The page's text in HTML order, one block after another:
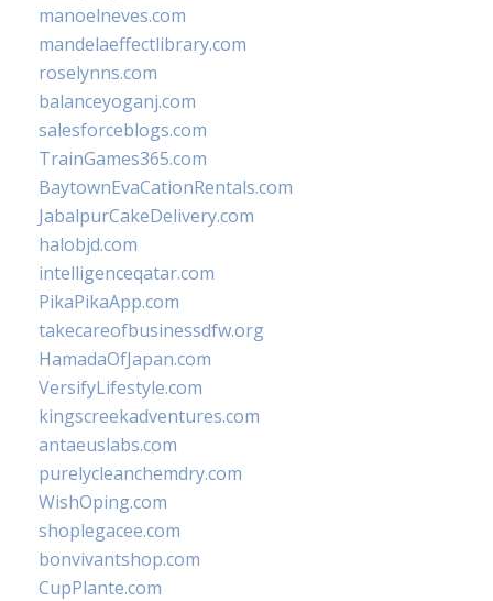
manoelneves.com
mandelaeffectlibrary.com
roselynns.com
balanceyoganj.com
salesforceblogs.com
TrainGames365.com
BaytownEvaCationRentals.com
JabalpurCakeDelivery.com
halobjd.com
intelligenceqatar.com
PikaPikaApp.com
takecareofbusinessdfw.org
HamadaOfJapan.com
VersifyLifestyle.com
kingscreekadventures.com
antaeuslabs.com
purelycleanchemdry.com
WishOping.com
shoplegacee.com
bonvivantshop.com
CupPlante.com